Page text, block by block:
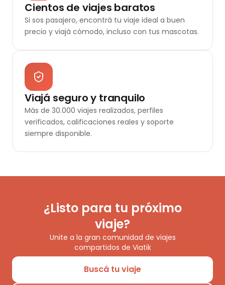
Cientos de viajes baratos
Si sos pasajero, encontrá tu viaje ideal a buen
precio y viajá cómodo, incluso con tus mascotas.
Viajá seguro y tranquilo
Más de 30.000 viajes realizados, perfiles
verificados, calificaciones reales y soporte
siempre disponible.
¿Listo para tu próximo
viaje?
Unite a la gran comunidad de viajes
compartidos de Viatik
Buscá tu viaje